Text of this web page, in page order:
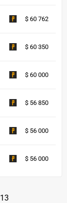
$ 60 762
$ 60 350
$ 60 000
$ 56 850
$ 56 000
$ 56 000
13